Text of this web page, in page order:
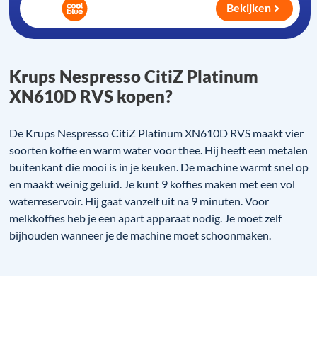
Krups Nespresso CitiZ Platinum
XN610D RVS kopen?
De Krups Nespresso CitiZ Platinum XN610D RVS maakt vier
soorten koffie en warm water voor thee. Hij heeft een metalen
buitenkant die mooi is in je keuken. De machine warmt snel op
en maakt weinig geluid. Je kunt 9 koffies maken met een vol
waterreservoir. Hij gaat vanzelf uit na 9 minuten. Voor
melkkoffies heb je een apart apparaat nodig. Je moet zelf
bijhouden wanneer je de machine moet schoonmaken.
Bekijken